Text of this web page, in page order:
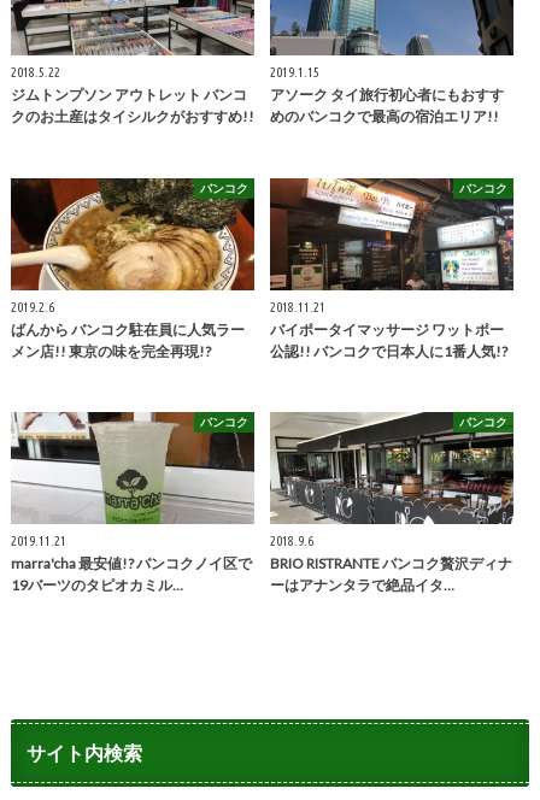
2018.5.22
ジムトンプソン アウトレット バンコ
クのお土産はタイシルクがおすすめ!!
2019.1.15
アソーク タイ旅行初心者にもおすす
めのバンコクで最高の宿泊エリア!!
バンコク
2019.2.6
ばんから バンコク駐在員に人気ラー
メン店!! 東京の味を完全再現!?
バンコク
2018.11.21
バイポータイマッサージ ワットポー
公認!! バンコクで日本人に1番人気!?
バンコク
2019.11.21
marra'cha 最安値!? バンコクノイ区で
19バーツのタピオカミル…
バンコク
2018.9.6
BRIO RISTRANTE バンコク贅沢ディナ
ーはアナンタラで絶品イタ…
サイト内検索